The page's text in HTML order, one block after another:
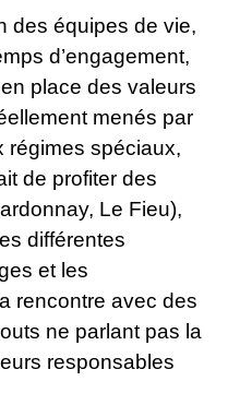
des équipes de vie,
d’engagement,
place des valeurs
menés par
régimes spéciaux,
de profiter des
Le Fieu),
différentes
et les
rencontre avec des
ne parlant pas la
responsables